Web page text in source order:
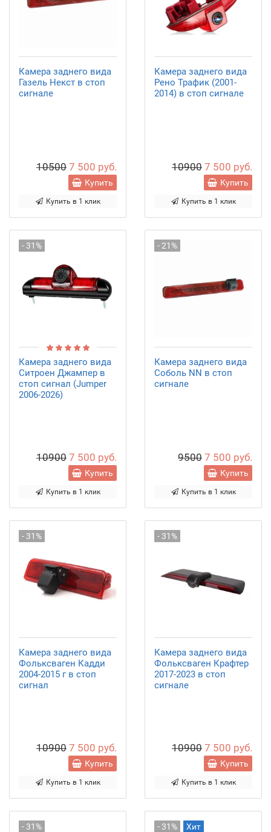
Камера заднего вида
Газель Некст в стоп
сигнале
10500 7 500 руб.
Купить
Купить в 1 клик
Камера заднего вида
Рено Трафик (2001-
2014) в стоп сигнале
10900 7 500 руб.
Купить
Купить в 1 клик
- 31%
Камера заднего вида
Ситроен Джампер в
стоп сигнал (Jumper
2006-2026)
10900 7 500 руб.
Купить
Купить в 1 клик
- 21%
Камера заднего вида
Соболь NN в стоп
сигнале
9500 7 500 руб.
Купить
Купить в 1 клик
- 31%
Камера заднего вида
Фольксваген Кадди
2004-2015 г в стоп
сигнал
10900 7 500 руб.
Купить
Купить в 1 клик
- 31%
Камера заднего вида
Фольксваген Крафтер
2017-2023 в стоп
сигнале
10900 7 500 руб.
Купить
Купить в 1 клик
- 31% - 31% Хит